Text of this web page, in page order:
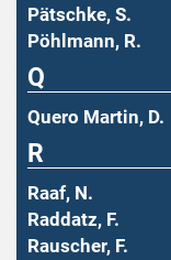
Pätschke, S.
Pöhlmann, R.
Q
Quero Martin, D.
R
Raaf, N.
Raddatz, F.
Rauscher, F.